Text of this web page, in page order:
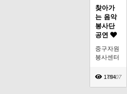
찾아가
는 음악
봉사단
공연
중구자원
봉사센터
1794
06-07